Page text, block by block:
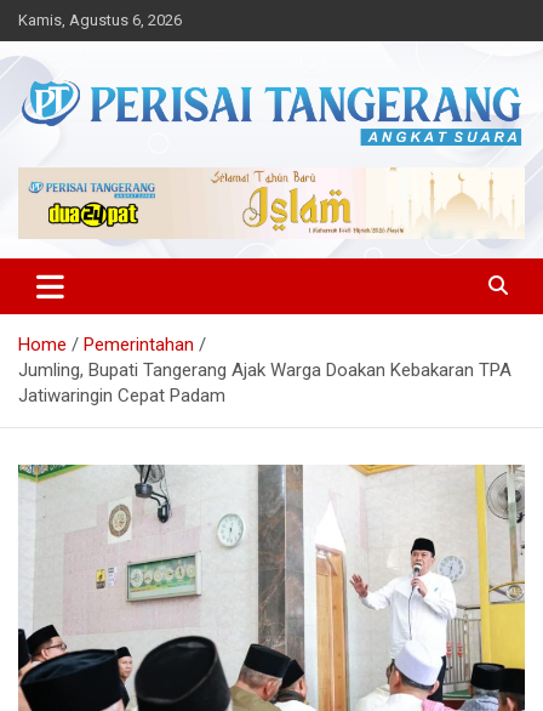
Skip
to
content
Kamis, Agustus 6, 2026
Perisai Tangerang – Angkat
Suara
Home
Pemerintahan
Jumling, Bupati Tangerang Ajak Warga Doakan Kebakaran TPA
Jatiwaringin Cepat Padam